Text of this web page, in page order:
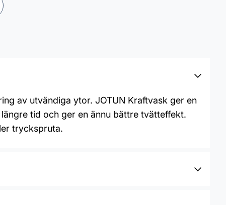
av utvändiga ytor. JOTUN Kraftvask ger en
tid och ger en ännu bättre tvätteffekt.
tryckspruta.